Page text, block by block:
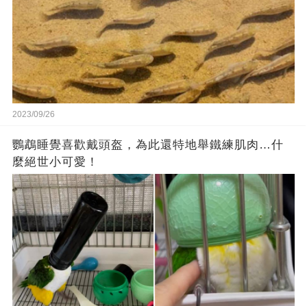
2023/09/26
鸚鵡睡覺喜歡戴頭盔，為此還特地舉鐵練肌肉…什
麼絕世小可愛！